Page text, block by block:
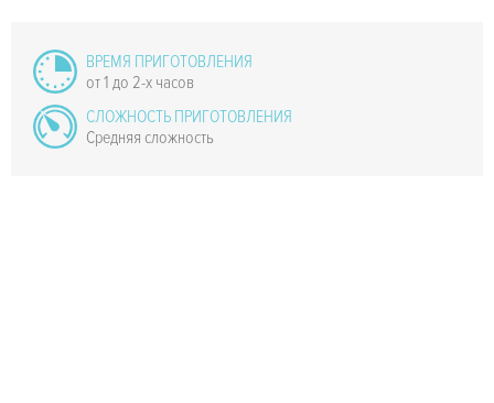
ВРЕМЯ ПРИГОТОВЛЕНИЯ
от 1 до 2-х часов
СЛОЖНОСТЬ ПРИГОТОВЛЕНИЯ
Средняя сложность